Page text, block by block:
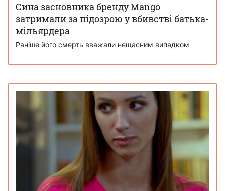
Сина засновника бренду Mango
затримали за підозрою у вбивстві батька-
мільярдера
Раніше його смерть вважали нещасним випадком